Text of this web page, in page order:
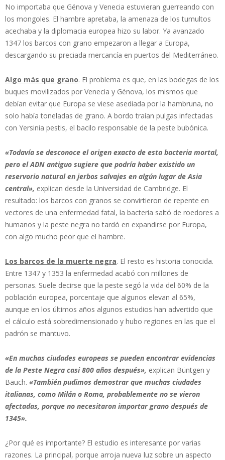
No importaba que Génova y Venecia estuvieran guerreando con
los mongoles. El hambre apretaba, la amenaza de los tumultos
acechaba y la diplomacia europea hizo su labor. Ya avanzado
1347 los barcos con grano empezaron a llegar a Europa,
descargando su preciada mercancía en puertos del Mediterráneo.
Algo más que grano. El problema es que, en las bodegas de los
buques movilizados por Venecia y Génova, los mismos que
debían evitar que Europa se viese asediada por la hambruna, no
solo había toneladas de grano. A bordo traían pulgas infectadas
con Yersinia pestis, el bacilo responsable de la peste bubónica.
«Todavía se desconoce el origen exacto de esta bacteria mortal,
pero el ADN antiguo sugiere que podría haber existido un
reservorio natural en jerbos salvajes en algún lugar de Asia
central», explican desde la Universidad de Cambridge. El
resultado: los barcos con granos se convirtieron de repente en
vectores de una enfermedad fatal, la bacteria saltó de roedores a
humanos y la peste negra no tardó en expandirse por Europa,
con algo mucho peor que el hambre.
Los barcos de la muerte negra. El resto es historia conocida.
Entre 1347 y 1353 la enfermedad acabó con millones de
personas. Suele decirse que la peste segó la vida del 60% de la
población europea, porcentaje que algunos elevan al 65%,
aunque en los últimos años algunos estudios han advertido que
el cálculo está sobredimensionado y hubo regiones en las que el
padrón se mantuvo.
«En muchas ciudades europeas se pueden encontrar evidencias
de la Peste Negra casi 800 años después», explican Büntgen y
Bauch. «También pudimos demostrar que muchas ciudades
italianas, como Milán o Roma, probablemente no se vieron
afectadas, porque no necesitaron importar grano después de
1345».
¿Por qué es importante? El estudio es interesante por varias
razones. La principal, porque arroja nueva luz sobre un aspecto